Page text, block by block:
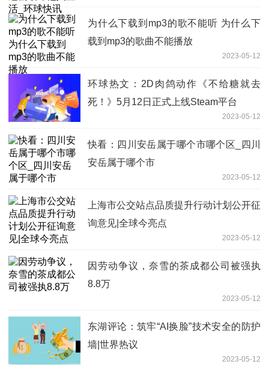
为什么下载到mp3的歌不能听 为什么下
载到mp3的歌曲不能播放
2023-05-12
环球热文：2D肉鸽动作《不给糖就去
死！》5月12日正式上线Steam平台
2023-05-12
快看：四川安岳属于哪个市哪个区_四川
安岳属于哪个市
2023-05-12
上海市公交站点品质提升行动计划公开征
询意见|全球今亮点
2023-05-12
因劳动争议，奈雪的茶成都公司被强执
8.8万
2023-05-12
东湖评论：筑牢“AI换脸”技术安全的防护
墙|世界热议
2023-05-12